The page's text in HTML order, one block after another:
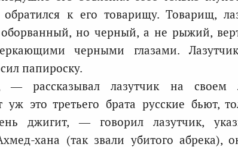
к его товарищу. Товарищ,
но черный, а не рыжий,
черными глазами.
папироску.
рассказывал лазутчик на своем
это третьего брата русские бьют,
джигит, — говорил лазутчик,
хана (так звали убитого абрека),